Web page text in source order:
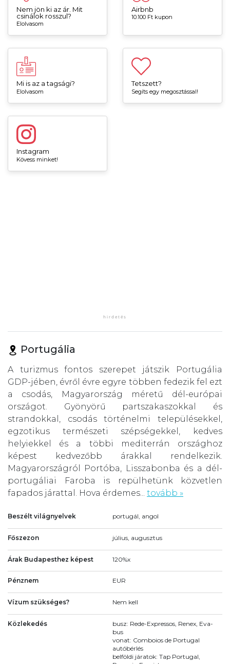
Nem jön ki az ár. Mit
csinálok rosszul?
Elolvasom
Airbnb
10.100 Ft kupon
Mi is az a tagsági?
Elolvasom
Tetszett?
Segíts egy megosztással!
Instagram
Kövess minket!
Portugália
A turizmus fontos szerepet játszik Portugália
GDP-jében, évről évre egyre többen fedezik fel ezt
a csodás, Magyarország méretű dél-európai
országot. Gyönyörű partszakaszokkal és
strandokkal, csodás történelmi településekkel,
egzotikus természeti szépségekkel, kedves
helyiekkel és a többi mediterrán országhoz
képest kedvezőbb árakkal rendelkezik.
Magyarországról Portóba, Lisszabonba és a dél-
portugáliai Faroba is repülhetünk közvetlen
fapados járattal. Hova érdemes... tovább »
Beszélt világnyelvek portugál, angol
Főszezon július, augusztus
Árak Budapesthez képest 120%x
Pénznem EUR
Vízum szükséges? Nem kell
Közlekedés
busz: Rede-Expressos, Renex, Eva-
bus
vonat: Comboios de Portugal
autóbérlés
belföldi járatok: Tap Portugal,